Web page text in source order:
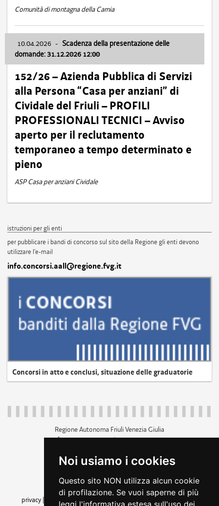
Noi usiamo i cookies
Questo sito NON utilizza alcun cookie
di profilazione. Se vuoi saperne di più
leggi l'informativa estesa sull'uso dei
Comunità di montagna della Carnia
10.04.2026 - Scadenza della presentazione delle
domande: 31.12.2026 12:00
152/26 – Azienda Pubblica di Servizi
alla Persona “Casa per anziani” di
Cividale del Friuli – PROFILI
PROFESSIONALI TECNICI – Avviso
aperto per il reclutamento
temporaneo a tempo determinato e
pieno
ASP Casa per anziani Cividale
istruzioni per gli enti
per pubblicare i bandi di concorso sul sito della Regione gli enti devono
utilizzare l'e-mail
info.concorsi.aall@regione.fvg.it
Concorsi in atto e conclusi, situazione delle graduatorie
Regione Autonoma Friuli Venezia Giulia
c.f. 80014930327; p.iva 00526040324
+39 040 3771111
amministrazione trasparente
privacy
cookie |note legali accessibilità
dichiarazione di